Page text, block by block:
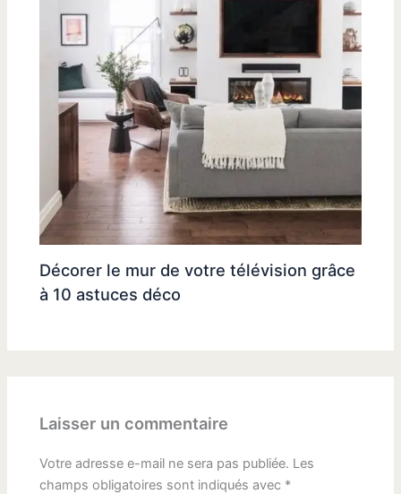
Décorer le mur de votre télévision grâce
à 10 astuces déco
Laisser un commentaire
Votre adresse e-mail ne sera pas publiée. Les
champs obligatoires sont indiqués avec *